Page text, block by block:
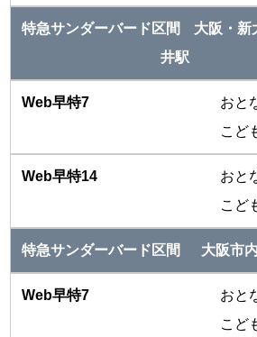
大阪・
井駅
おと
こど
おと
こど
大阪市
おと
こど